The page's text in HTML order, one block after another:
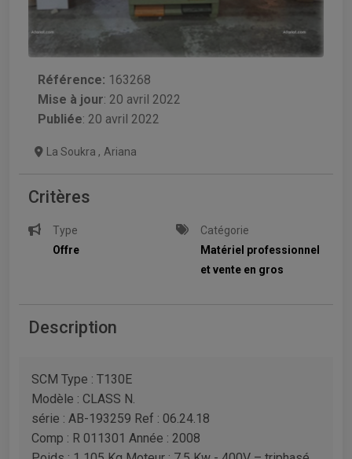
Référence: 163268
Mise à jour: 20 avril 2022
Publiée: 20 avril 2022
La Soukra , Ariana
Critères
Type
Offre
Catégorie
Matériel professionnel
et vente en gros
Description
SCM Type : T130E
Modèle : CLASS N.
série : AB-193259 Ref : 06.24.18
Comp : R 011301 Année : 2008